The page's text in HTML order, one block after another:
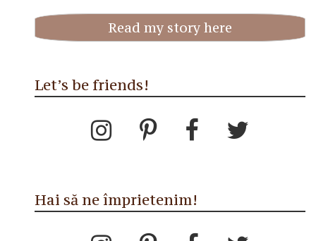
Read my story here
Let’s be friends!
Hai să ne împrietenim!